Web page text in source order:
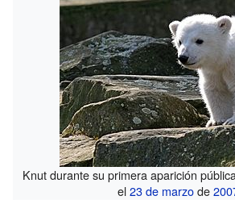
Knut durante su primera aparición
el23 de marzode